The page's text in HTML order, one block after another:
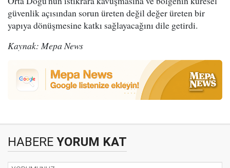
güvenlik açısından sorun üreten değil değer üreten bir
yapıya dönüşmesine katkı sağlayacağını dile getirdi.
Kaynak: Mepa News
HABERE YORUM KAT